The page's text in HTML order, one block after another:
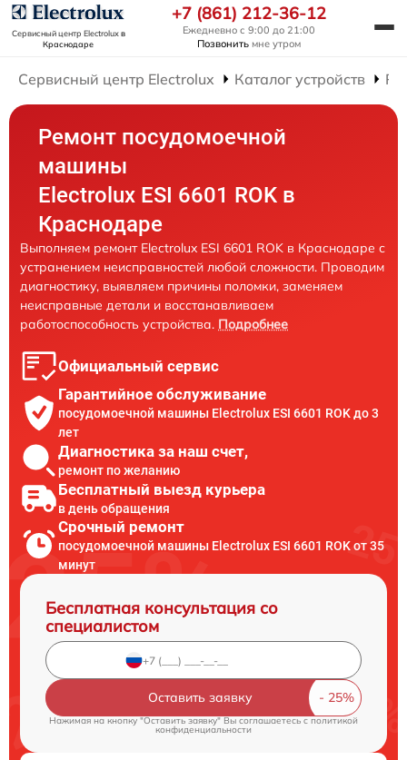
Сервисный центр Electroluxв
Краснодаре
+7 (861) 212-36-12
Ежедневно с 9:00 до 21:00
Позвонить мне утром
Сервисный центр Electrolux Каталог устройств
Ремонт посудомоечной
машины
Electrolux ESI 6601 ROK в
Краснодаре
Выполняем ремонт Electrolux ESI 6601 ROK в Краснодаре с
устранением неисправностей любой сложности. Проводим
диагностику, выявляем причины поломки, заменяем
неисправные детали и восстанавливаем
работоспособность устройства. Подробнее
Официальный сервис
Гарантийное обслуживание
посудомоечной машины Electrolux ESI 6601 ROK до 3
лет
Диагностика за наш счет,
ремонт по желанию
Бесплатный выезд курьера
в день обращения
Срочный ремонт
посудомоечной машины Electrolux ESI 6601 ROK от 35
минут
Бесплатная консультация со
специалистом
Оставить заявку
Нажимая на кнопку "Оставить заявку" Вы соглашаетесь cполитикой
конфиденциальности